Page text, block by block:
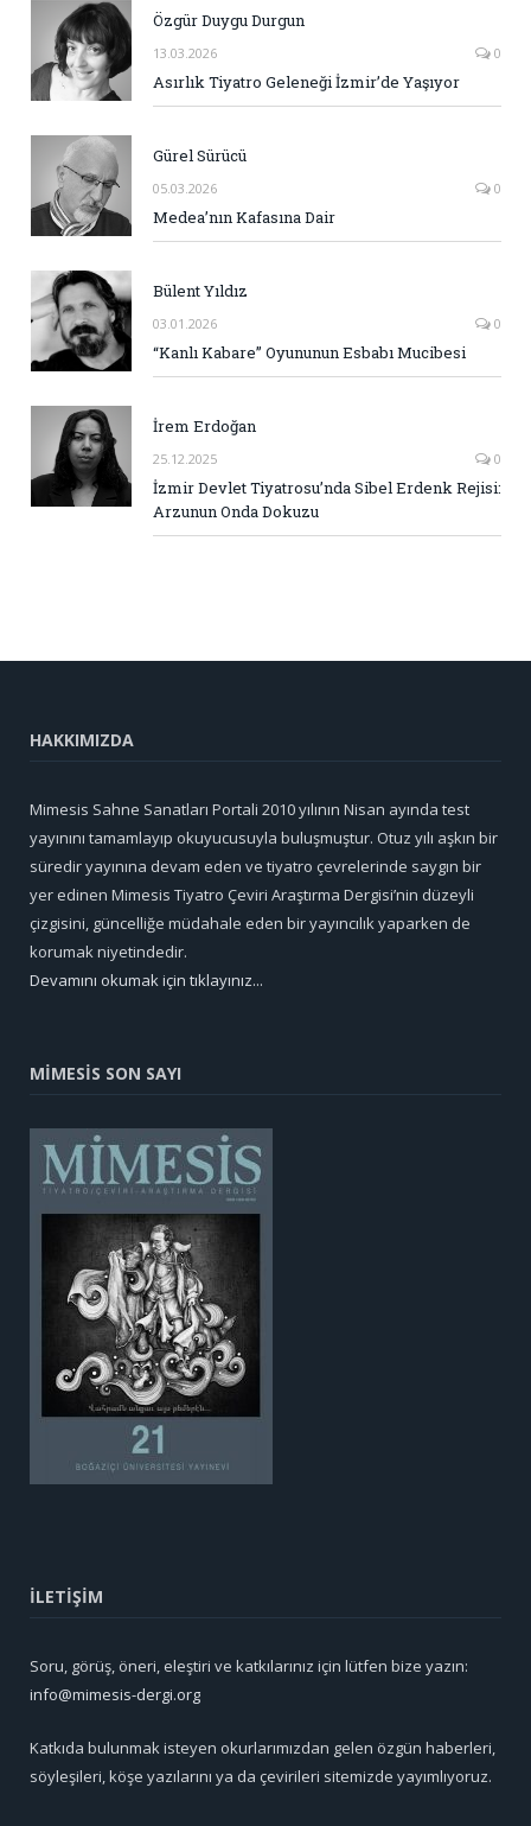
Özgür Duygu Durgun
13.03.2026 0
Asırlık Tiyatro Geleneği İzmir’de Yaşıyor
Gürel Sürücü
05.03.2026 0
Medea’nın Kafasına Dair
Bülent Yıldız
03.01.2026 0
“Kanlı Kabare” Oyununun Esbabı Mucibesi
İrem Erdoğan
25.12.2025 0
İzmir Devlet Tiyatrosu’nda Sibel Erdenk Rejisi:
Arzunun Onda Dokuzu
HAKKIMIZDA
Mimesis Sahne Sanatları Portali 2010 yılının Nisan ayında test
yayınını tamamlayıp okuyucusuyla buluşmuştur. Otuz yılı aşkın bir
süredir yayınına devam eden ve tiyatro çevrelerinde saygın bir
yer edinen Mimesis Tiyatro Çeviri Araştırma Dergisi’nin düzeyli
çizgisini, güncelliğe müdahale eden bir yayıncılık yaparken de
korumak niyetindedir.
Devamını okumak için tıklayınız...
MİMESİS SON SAYI
İLETİŞİM
Soru, görüş, öneri, eleştiri ve katkılarınız için lütfen bize yazın:
info@mimesis-dergi.org
Katkıda bulunmak isteyen okurlarımızdan gelen özgün haberleri,
söyleşileri, köşe yazılarını ya da çevirileri sitemizde yayımlıyoruz.